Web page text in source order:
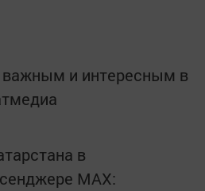
и интересным в
в
MАХ: